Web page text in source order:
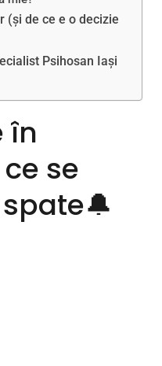
(și de ce e o decizie
Psihosan Iași
în
se